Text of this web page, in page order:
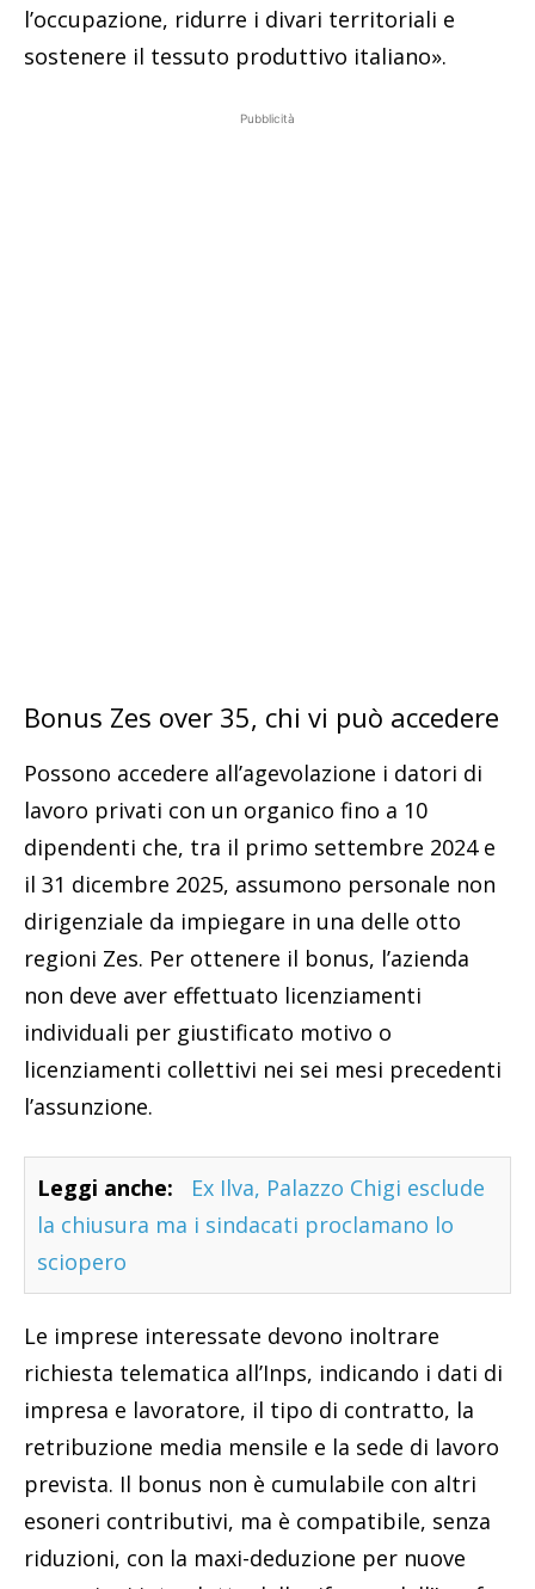
l’occupazione, ridurre i divari territoriali e
sostenere il tessuto produttivo italiano».
Pubblicità
Bonus Zes over 35, chi vi può accedere
Possono accedere all’agevolazione i datori di
lavoro privati con un organico fino a 10
dipendenti che, tra il primo settembre 2024 e
il 31 dicembre 2025, assumono personale non
dirigenziale da impiegare in una delle otto
regioni Zes. Per ottenere il bonus, l’azienda
non deve aver effettuato licenziamenti
individuali per giustificato motivo o
licenziamenti collettivi nei sei mesi precedenti
l’assunzione.
Leggi anche:
Ex Ilva, Palazzo Chigi esclude
la chiusura ma i sindacati proclamano lo
sciopero
Le imprese interessate devono inoltrare
richiesta telematica all’Inps, indicando i dati di
impresa e lavoratore, il tipo di contratto, la
retribuzione media mensile e la sede di lavoro
prevista. Il bonus non è cumulabile con altri
esoneri contributivi, ma è compatibile, senza
riduzioni, con la maxi-deduzione per nuove